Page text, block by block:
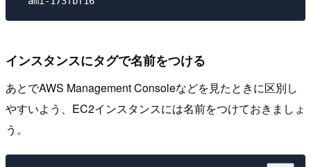
インスタンスにタグで名前をつける
あとでAWS Management Consoleなどを見たときに区別し
やすいよう、EC2インスタンスには名前をつけておきましょ
う。